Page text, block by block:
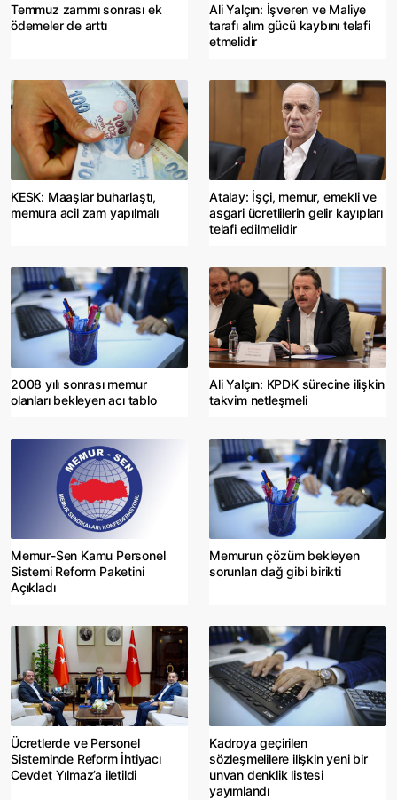
Temmuz zammı sonrası ek
ödemeler de arttı
Ali Yalçın: İşveren ve Maliye
tarafı alım gücü kaybını telafi
etmelidir
KESK: Maaşlar buharlaştı,
memura acil zam yapılmalı
Atalay: İşçi, memur, emekli ve
asgari ücretlilerin gelir kayıpları
telafi edilmelidir
2008 yılı sonrası memur
olanları bekleyen acı tablo
Ali Yalçın: KPDK sürecine ilişkin
takvim netleşmeli
Memur-Sen Kamu Personel
Sistemi Reform Paketini
Açıkladı
Memurun çözüm bekleyen
sorunları dağ gibi birikti
Ücretlerde ve Personel
Sisteminde Reform İhtiyacı
Cevdet Yılmaz’a iletildi
Kadroya geçirilen
sözleşmelilere ilişkin yeni bir
unvan denklik listesi
yayımlandı